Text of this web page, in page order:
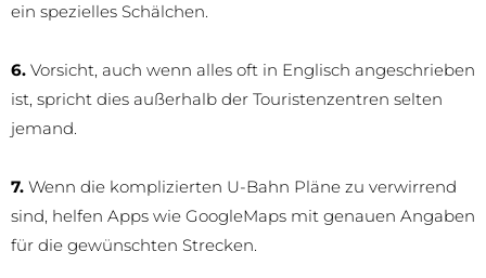
ein spezielles Schälchen.
6. Vorsicht, auch wenn alles oft in Englisch angeschrieben
ist, spricht dies außerhalb der Touristenzentren selten
jemand.
7. Wenn die komplizierten U-Bahn Pläne zu verwirrend
sind, helfen Apps wie GoogleMaps mit genauen Angaben
für die gewünschten Strecken.